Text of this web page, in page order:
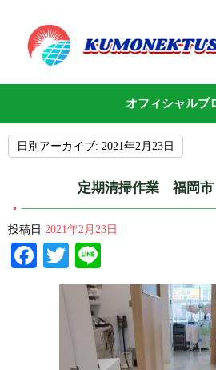
オフィシャルブ
日別アーカイブ: 2021年2月23日
定期清掃作業 福岡
投稿日 2021年2月23日
Facebook
Twitter